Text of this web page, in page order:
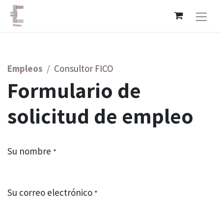
Empleos Consultor FICO
Formulario de
solicitud de empleo
Su nombre *
Su correo electrónico *